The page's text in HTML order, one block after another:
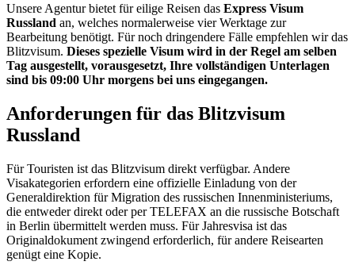
Unsere Agentur bietet für eilige Reisen das Express Visum
Russland an, welches normalerweise vier Werktage zur
Bearbeitung benötigt. Für noch dringendere Fälle empfehlen wir das
Blitzvisum. Dieses spezielle Visum wird in der Regel am selben
Tag ausgestellt, vorausgesetzt, Ihre vollständigen Unterlagen
sind bis 09:00 Uhr morgens bei uns eingegangen.
Anforderungen für das Blitzvisum
Russland
Für Touristen ist das Blitzvisum direkt verfügbar. Andere
Visakategorien erfordern eine offizielle Einladung von der
Generaldirektion für Migration des russischen Innenministeriums,
die entweder direkt oder per TELEFAX an die russische Botschaft
in Berlin übermittelt werden muss. Für Jahresvisa ist das
Originaldokument zwingend erforderlich, für andere Reisearten
genügt eine Kopie.